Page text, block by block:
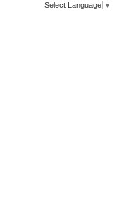
Select Language ▼